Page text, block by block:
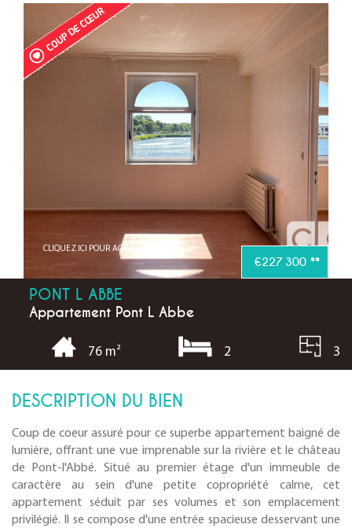
CLIQUEZ ICI POUR AGRANDIR
€227 300 **
PONT L ABBE
Appartement Pont L Abbe
76 m² 2 3
DESCRIPTION DU BIEN
Coup de coeur assuré pour ce superbe appartement baigné de
lumière, offrant une vue imprenable sur la rivière et le château
de Pont-l'Abbé. Situé au premier étage d'un immeuble de
caractère au sein d'une petite copropriété calme, cet
appartement séduit par ses volumes et son emplacement
privilégié. Il se compose d'une entrée spacieuse desservant une